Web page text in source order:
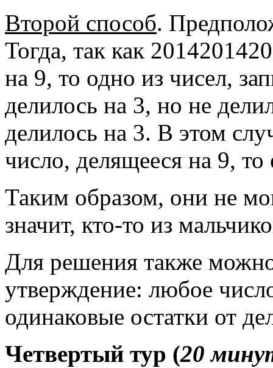
Второй способ.
Тогда, так как
на 9, то одно из чисел,
делилось на 3, но не
делилось на 3. В этом
число, делящееся на 9,
Таким образом, они не
значит, кто-то из
Для решения также
утверждение: любое
одинаковые остатки от
Четвертый тур (20